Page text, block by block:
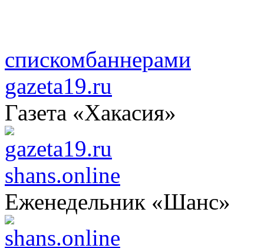
спискомбаннерами
gazeta19.ru
Газета «Хакасия»
shans.online
Еженедельник «Шанс»